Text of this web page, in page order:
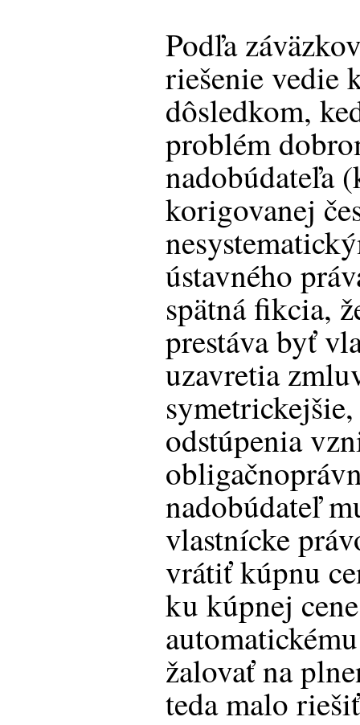
Podľa
riešenie vedie
dôsledkom,
problém
nadobúdateľa
korigovanej
ústavného
spätná fikcia,
prestáva byť
uzavretia
odstúpenia
nadobúdateľ
vlastnícke
vrátiť kúpnu
ku kúpnej
žalovať na
teda malo